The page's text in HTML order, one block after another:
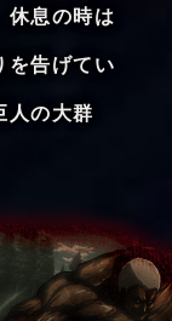
休息の時は
を告げてい
人の大群